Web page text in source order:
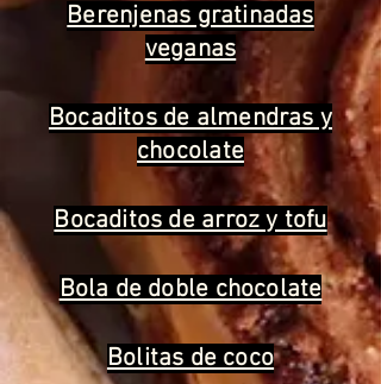
Berenjenas gratinadas
veganas
Bocaditos de almendras y
chocolate
Bocaditos de arroz y tofu
Bola de doble chocolate
Bolitas de coco